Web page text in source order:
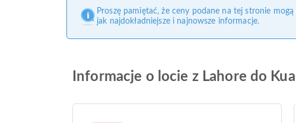
Proszę pamiętać, że ceny podane na tej stronie
jak najdokładniejsze i najnowsze informacje.
Informacje o locie z Lahore do